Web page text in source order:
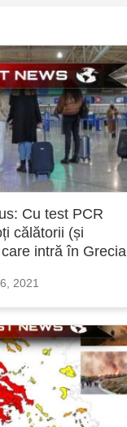
Cu test PCR
călătorii (și
intră în Grecia
2021